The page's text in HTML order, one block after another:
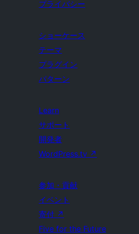
プライバシー
ショーケース
テーマ
プラグイン
パターン
Learn
サポート
開発者
WordPress.tv ↗
参加・貢献
イベント
寄付 ↗
Five for the Future